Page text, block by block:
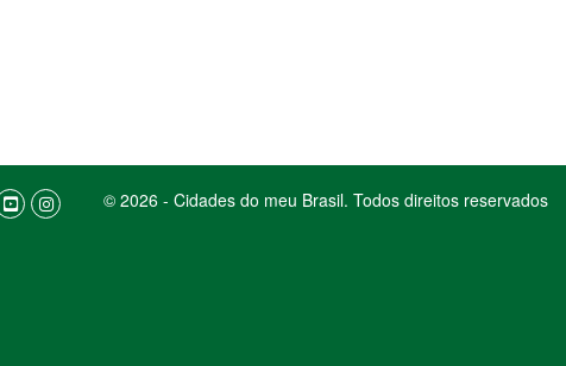
© 2026 - Cidades do meu Brasil. Todos direitos reservados